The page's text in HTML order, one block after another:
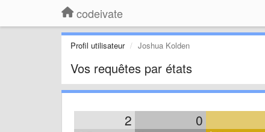
codeivate
Profil utilisateur Joshua Kolden
Vos requêtes par états
2 0